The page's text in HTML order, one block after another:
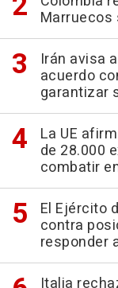
Marruecos
Irán avisa
acuerdo
garantizar
La UE
de 28.000
combatir
El Ejército
contra
responder